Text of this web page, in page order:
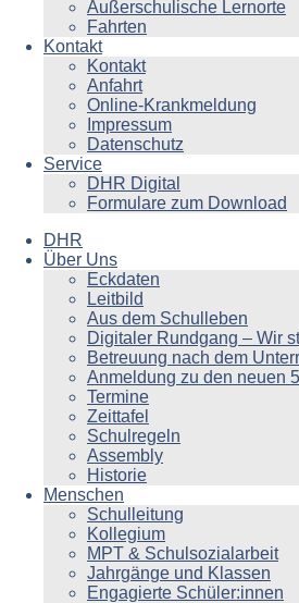
Außerschulische Lernorte
Fahrten
Kontakt
Kontakt
Anfahrt
Online-Krankmeldung
Impressum
Datenschutz
Service
DHR Digital
Formulare zum Download
DHR
Über Uns
Eckdaten
Leitbild
Aus dem Schulleben
Digitaler Rundgang – Wir
Betreuung nach dem
Anmeldung zu den neuen
Termine
Zeittafel
Schulregeln
Assembly
Historie
Menschen
Schulleitung
Kollegium
MPT & Schulsozialarbeit
Jahrgänge und Klassen
Engagierte Schüler:innen